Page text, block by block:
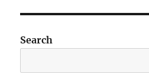
Search